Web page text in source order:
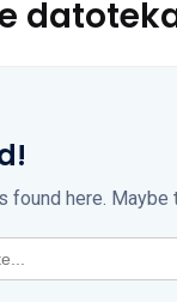
found here. Maybe